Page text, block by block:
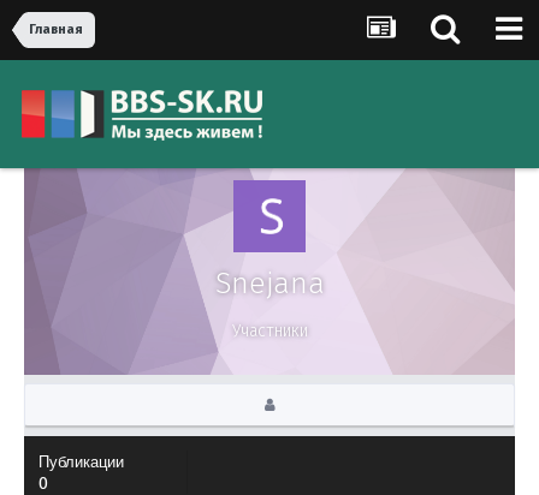
Главная
Snejana
Участники
Публикации
0